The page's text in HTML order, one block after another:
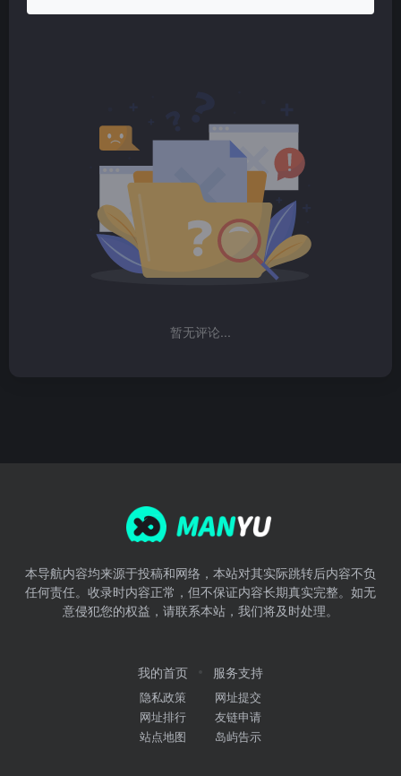
暂无评论...
本导航内容均来源于投稿和网络，本站对其实际跳转后内容不负
任何责任。收录时内容正常，但不保证内容长期真实完整。如无
意侵犯您的权益，请联系本站，我们将及时处理。
我的首页
隐私政策
网址排行
站点地图
服务支持
网址提交
友链申请
岛屿告示